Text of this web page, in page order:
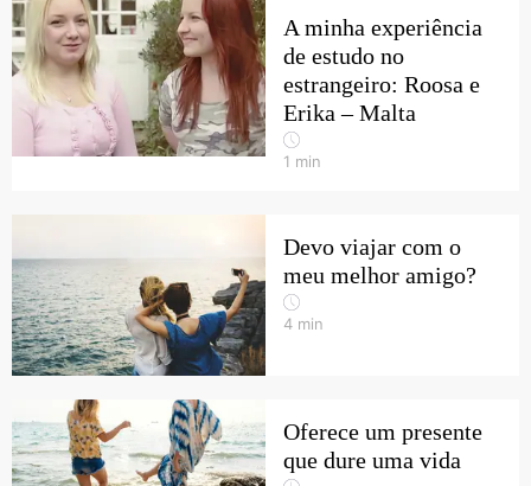
A minha experiência
de estudo no
estrangeiro: Roosa e
Erika – Malta
1 min
Devo viajar com o
meu melhor amigo?
4 min
Oferece um presente
que dure uma vida